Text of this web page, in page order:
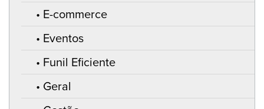
E-commerce
Eventos
Funil Eficiente
Geral